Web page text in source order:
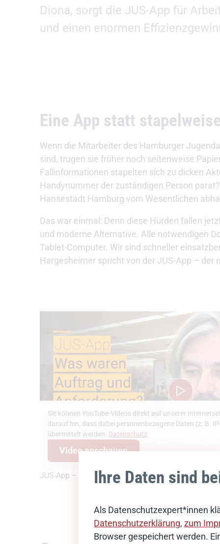
Ihre Daten sind
Als Datenschutzexpert*innen
Datenschutzerklärung,zum
Browser gespeichert werden.
Diona, sorgt die JUS-App für
und einen enormen
Eine App statt
Wenn die Mitarbeiter des Hamburger
sind, trugen sie früher noch seitenweise
Fallinformationen stapelten sich zu dicken
Handynummer der zuständigen Person
Hansestadt Hamburg vom Wesentlichen
Das war einmal: Denn diese Hürden fallen
und moderne Alternative. Alle notwendigen
Tablet-Computer. Wir sind schneller
Hargesheimer spricht von der JUS-App –
Sie können YouTube-Videos direkt auf unserer
darauf hin, dass dabei personenbezogene Daten (z. B.
übermittelt werden. Datenschutz
Video anschauen
JUS-App – Auftrag und Anforderung